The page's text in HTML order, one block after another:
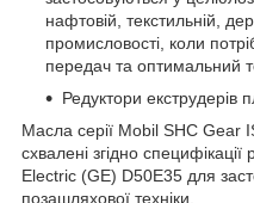
нафтовій, текстильній,
промисловості, коли
передач та оптимальний
Редуктори екструдерів
Масла серії Mobil SHC Gear
схвалені згідно
Electric (GE) D50E35 для
позашляхової техніки.